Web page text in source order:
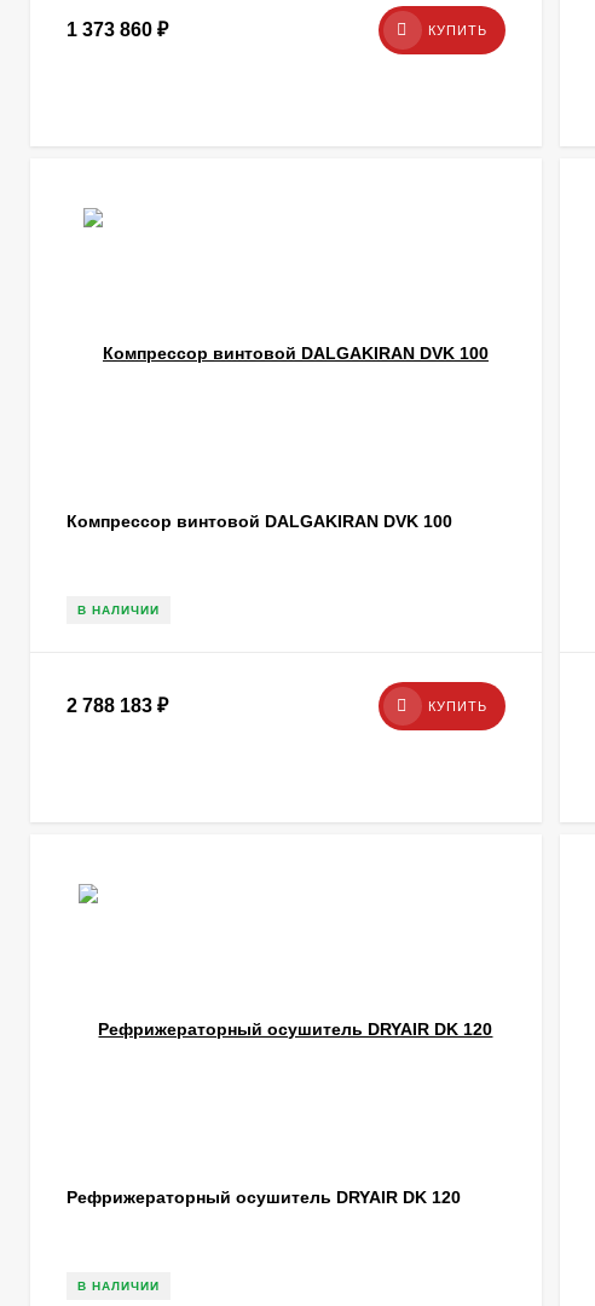
1 373 860 ₽ КУПИТЬ
Компрессор винтовой DALGAKIRAN DVK 100
В НАЛИЧИИ
2 788 183 ₽ КУПИТЬ
Рефрижераторный осушитель DRYAIR DK 120
В НАЛИЧИИ